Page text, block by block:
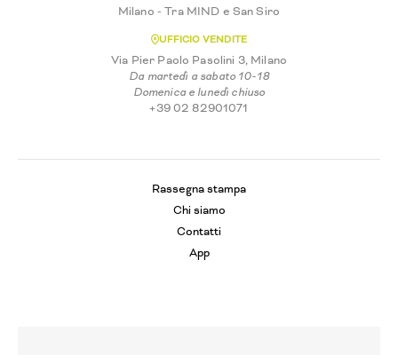
Milano - Tra MIND e San Siro
UFFICIO VENDITE
Via Pier Paolo Pasolini 3, Milano
Da martedì a sabato 10-18
Domenica e lunedì chiuso
+39 02 82901071
Rassegna stampa
Chi siamo
Contatti
App